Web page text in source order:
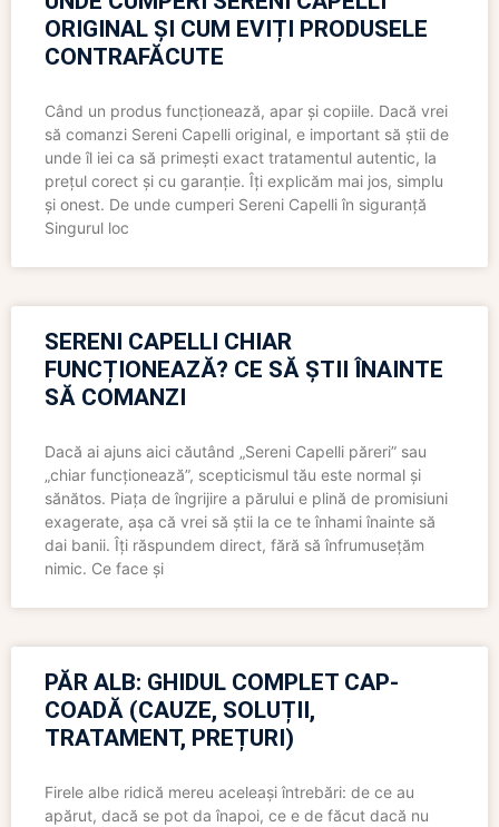
ORIGINAL ȘI CUM EVIȚI PRODUSELE
CONTRAFĂCUTE
Când un produs funcționează, apar și copiile. Dacă vrei
să comanzi Sereni Capelli original, e important să știi de
unde îl iei ca să primești exact tratamentul autentic, la
prețul corect și cu garanție. Îți explicăm mai jos, simplu
și onest. De unde cumperi Sereni Capelli în siguranță
Singurul loc
SERENI CAPELLI CHIAR
FUNCȚIONEAZĂ? CE SĂ ȘTII ÎNAINTE
SĂ COMANZI
Dacă ai ajuns aici căutând „Sereni Capelli păreri” sau
„chiar funcționează”, scepticismul tău este normal și
sănătos. Piața de îngrijire a părului e plină de promisiuni
exagerate, așa că vrei să știi la ce te înhami înainte să
dai banii. Îți răspundem direct, fără să înfrumusețăm
nimic. Ce face și
PĂR ALB: GHIDUL COMPLET CAP-
COADĂ (CAUZE, SOLUȚII,
TRATAMENT, PREȚURI)
Firele albe ridică mereu aceleași întrebări: de ce au
apărut, dacă se pot da înapoi, ce e de făcut dacă nu